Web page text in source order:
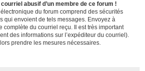
abusif d’un membre de ce forum !
du forum comprend des sécurités
qui envoient de tels messages. Envoyez à
complète du courriel reçu. Il est très important
des informations sur l’expéditeur du courriel).
prendre les mesures nécessaires.